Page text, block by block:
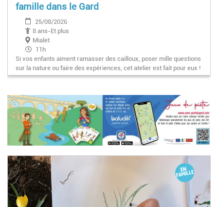
famille dans le Gard
25/08/2026
8 ans-Et plus
Mialet
11h
Si vos enfants aiment ramasser des cailloux, poser mille questions
sur la nature ou faire des expériences, cet atelier est fait pour eux !